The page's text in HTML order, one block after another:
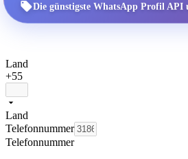
Die günstigste WhatsApp Profil API
Land
+55
Land
Telefonnummer
Telefonnummer